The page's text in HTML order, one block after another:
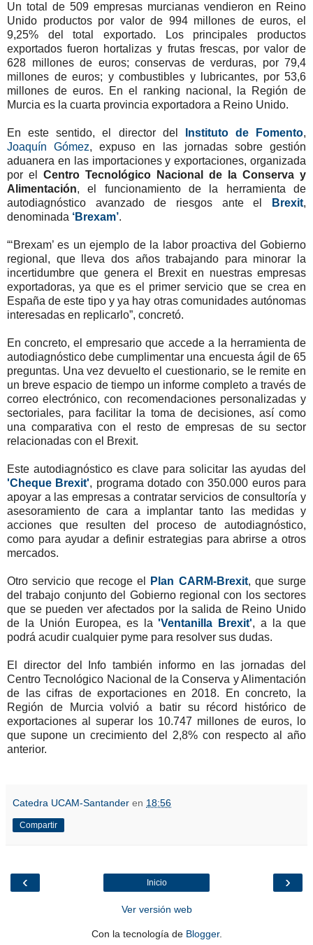
Un total de 509 empresas murcianas vendieron en Reino
Unido productos por valor de 994 millones de euros, el
9,25% del total exportado. Los principales productos
exportados fueron hortalizas y frutas frescas, por valor de
628 millones de euros; conservas de verduras, por 79,4
millones de euros; y combustibles y lubricantes, por 53,6
millones de euros. En el ranking nacional, la Región de
Murcia es la cuarta provincia exportadora a Reino Unido.
En este sentido, el director del Instituto de Fomento,
Joaquín Gómez, expuso en las jornadas sobre gestión
aduanera en las importaciones y exportaciones, organizada
por el Centro Tecnológico Nacional de la Conserva y
Alimentación, el funcionamiento de la herramienta de
autodiagnóstico avanzado de riesgos ante el
Brexit,
denominada ‘Brexam’.
“‘Brexam’ es un ejemplo de la labor proactiva del Gobierno
regional, que lleva dos años trabajando para minorar la
incertidumbre que genera el Brexit en nuestras empresas
exportadoras, ya que es el primer servicio que se crea en
España de este tipo y ya hay otras comunidades autónomas
interesadas en replicarlo”, concretó.
En concreto, el empresario que accede a la herramienta de
autodiagnóstico debe cumplimentar una encuesta ágil de 65
preguntas. Una vez devuelto el cuestionario, se le remite en
un breve espacio de tiempo un informe completo a través de
correo electrónico, con recomendaciones personalizadas y
sectoriales, para facilitar la toma de decisiones, así como
una comparativa con el resto de empresas de su sector
relacionadas con el Brexit.
Este autodiagnóstico es clave para solicitar las ayudas del
'Cheque Brexit', programa dotado con 350.000 euros para
apoyar a las empresas a contratar servicios de consultoría y
asesoramiento de cara a implantar tanto las medidas y
acciones que resulten del proceso de autodiagnóstico,
como para ayudar a definir estrategias para abrirse a otros
mercados.
Otro servicio que recoge el Plan CARM-Brexit, que surge
del trabajo conjunto del Gobierno regional con los sectores
que se pueden ver afectados por la salida de Reino Unido
de la Unión Europea, es la'Ventanilla Brexit', a la que
podrá acudir cualquier pyme para resolver sus dudas.
El director del Info también informo en las jornadas del
Centro Tecnológico Nacional de la Conserva y Alimentación
de las cifras de exportaciones en 2018. En concreto, la
Región de Murcia volvió a batir su récord histórico de
exportaciones al superar los 10.747 millones de euros, lo
que supone un crecimiento del 2,8% con respecto al año
anterior.
Catedra UCAM-Santander en 18:56
Compartir
‹ ›
Inicio
Ver versión web
Con la tecnología de Blogger.